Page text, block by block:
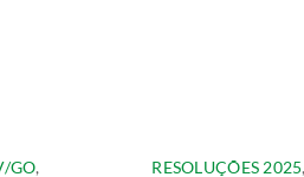
GO, RESOLUÇÕES 2025,